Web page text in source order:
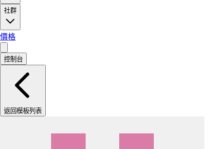
社群
價格
控制台
返回模板列表